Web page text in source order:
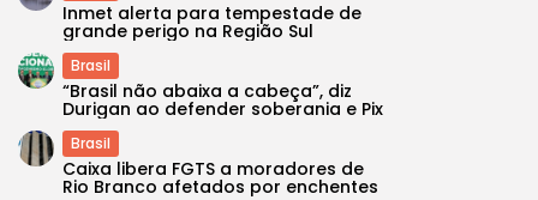
Inmet alerta para tempestade de
grande perigo na Região Sul
Brasil
“Brasil não abaixa a cabeça”, diz
Durigan ao defender soberania e Pix
Brasil
Caixa libera FGTS a moradores de
Rio Branco afetados por enchentes